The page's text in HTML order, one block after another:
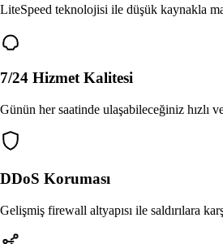
LiteSpeed teknolojisi ile düşük kaynakla
7/24 Hizmet Kalitesi
Günün her saatinde ulaşabileceğiniz hızlı
DDoS Koruması
Gelişmiş firewall altyapısı ile saldırılara